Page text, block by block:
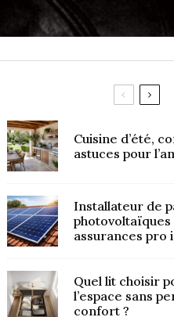
Cuisine d’été,
astuces pour
Installateur de
photovoltaïques
assurances pro
Quel lit choisir
l’espace sans
confort ?